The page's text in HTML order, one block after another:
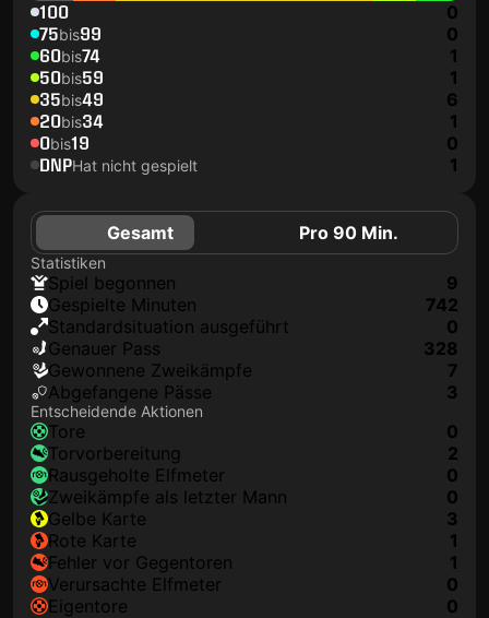
100 0
75bis99 0
60bis74 1
50bis59 1
35bis49 6
20bis34 1
0bis19 0
DNPHat nicht gespielt 1
Gesamt Pro 90 Min.
Statistiken
Spiel begonnen
9
Gespielte Minuten
742
Standardsituation ausgeführt
0
genauer Pass
328
Gewonnene Zweikämpfe
7
Abgefangene Pässe
3
Entscheidende Aktionen
Tore
0
Torvorbereitung
2
rausgeholte Elfmeter
0
Zweikämpfe als letzter Mann
0
gelbe Karte
3
rote Karte
1
Fehler vor Gegentoren
1
Verursachte Elfmeter
0
Eigentore
0